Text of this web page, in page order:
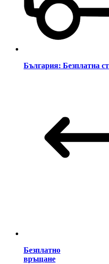
България: Безплатна
Безплатно
връщане